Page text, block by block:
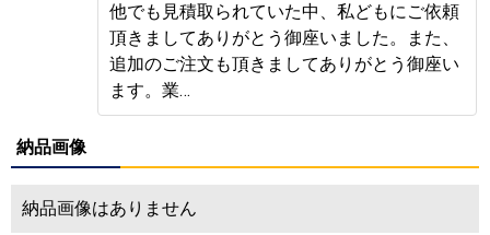
他でも見積取られていた中、私どもにご依頼
頂きましてありがとう御座いました。また、
追加のご注文も頂きましてありがとう御座い
ます。業…
納品画像
納品画像はありません